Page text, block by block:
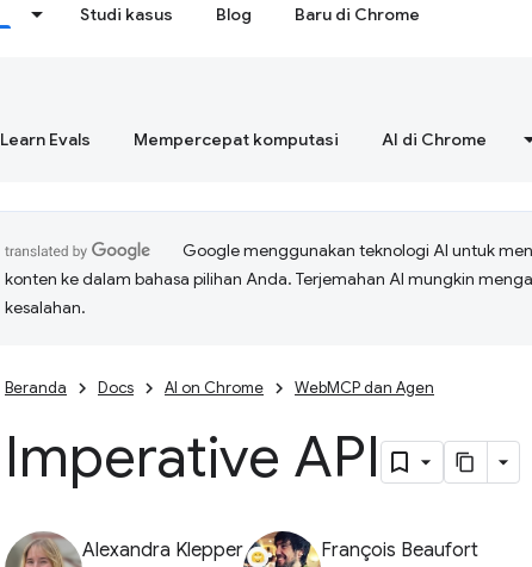
Studi kasus Blog Baru di Chrome
Learn Evals Mempercepat komputasi AI di Chrome
Google menggunakan teknologi AI untuk
konten ke dalam bahasa pilihan Anda. Terjemahan AI mungkin
kesalahan.
Beranda Docs AI on Chrome WebMCP dan Agen
Imperative API
Alexandra Klepper François Beaufort